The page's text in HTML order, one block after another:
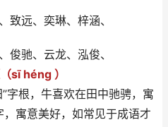
致远、奕琳、梓涵、
俊驰、云龙、泓俊、
sī héng ）
字根，牛喜欢在田中驰骋，寓
寓意美好，如常见于成语才